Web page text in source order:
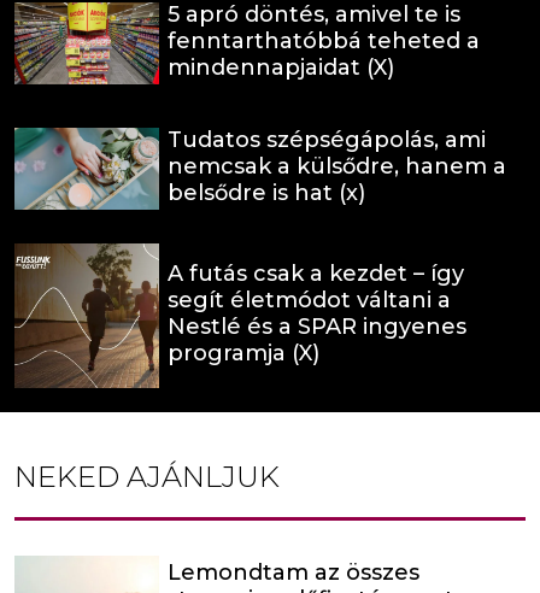
5 apró döntés, amivel te is
fenntarthatóbbá teheted a
mindennapjaidat (X)
Tudatos szépségápolás, ami
nemcsak a külsődre, hanem a
belsődre is hat (x)
A futás csak a kezdet – így
segít életmódot váltani a
Nestlé és a SPAR ingyenes
programja (X)
NEKED AJÁNLJUK
Lemondtam az összes